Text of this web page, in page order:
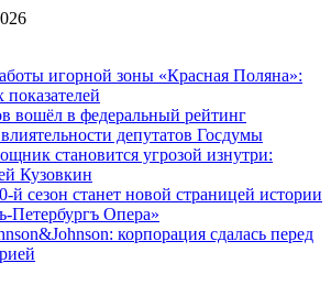
игорной зоны «Красная Поляна»:
вошёл в федеральный рейтинг
депутатов Госдумы
становится угрозой изнутри:
Кузовкин
сезон станет новой страницей истории
Петербургъ Опера»
корпорация сдалась перед